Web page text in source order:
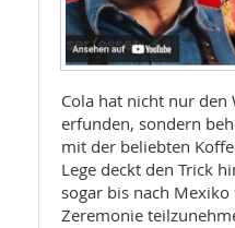
Cola hat nicht nur den
erfunden, sondern
mit der beliebten
Lege deckt den Trick
sogar bis nach
Zeremonie